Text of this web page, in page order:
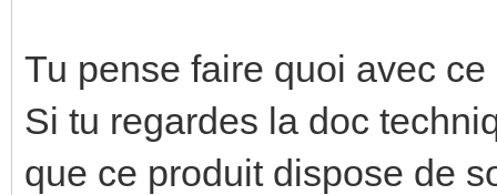
Tu pense faire quoi avec
Si tu regardes la doc
que ce produit dispose de